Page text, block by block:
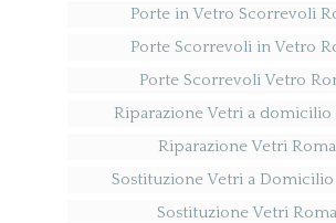
Porte in Vetro Scorrevoli
Porte Scorrevoli in Vetro
Porte Scorrevoli Vetro
Riparazione Vetri a domicilio
Riparazione Vetri Roma
Sostituzione Vetri a
Sostituzione Vetri Roma